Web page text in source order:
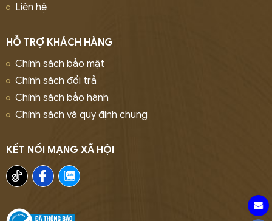
Liên hệ
HỖ TRỢ KHÁCH HÀNG
Chính sách bảo mật
Chính sách đổi trả
Chính sách bảo hành
Chính sách và quy định chung
KẾT NỐI MẠNG XÃ HỘI